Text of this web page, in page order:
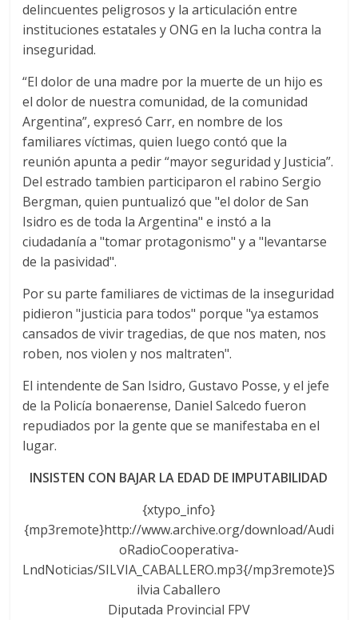
delincuentes peligrosos y la articulación entre
instituciones estatales y ONG en la lucha contra la
inseguridad.
“El dolor de una madre por la muerte de un hijo es
el dolor de nuestra comunidad, de la comunidad
Argentina”, expresó Carr, en nombre de los
familiares víctimas, quien luego contó que la
reunión apunta a pedir “mayor seguridad y Justicia”.
Del estrado tambien participaron el rabino Sergio
Bergman, quien puntualizó que "el dolor de San
Isidro es de toda la Argentina" e instó a la
ciudadanía a "tomar protagonismo" y a "levantarse
de la pasividad".
Por su parte familiares de victimas de la inseguridad
pidieron "justicia para todos" porque "ya estamos
cansados de vivir tragedias, de que nos maten, nos
roben, nos violen y nos maltraten".
El intendente de San Isidro, Gustavo Posse, y el jefe
de la Policía bonaerense, Daniel Salcedo fueron
repudiados por la gente que se manifestaba en el
lugar.
INSISTEN CON BAJAR LA EDAD DE IMPUTABILIDAD
{xtypo_info}
{mp3remote}http://www.archive.org/download/Audi
oRadioCooperativa-
LndNoticias/SILVIA_CABALLERO.mp3{/mp3remote}S
ilvia Caballero
Diputada Provincial FPV